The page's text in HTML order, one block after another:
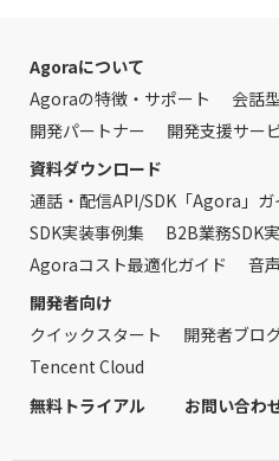
Agoraについて
Agoraの特徴・サポート
会話
開発パートナー
開発支援サー
資料ダウンロード
通話・配信API/SDK「Agora」ガ
SDK実装事例集
B2B業務SDK
Agoraコスト最適化ガイド
音
開発者向け
クイックスタート
開発者ブロ
Tencent Cloud
無料トライアル
お問い合わ